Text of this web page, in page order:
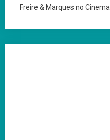
Freire & Marques no Cinema